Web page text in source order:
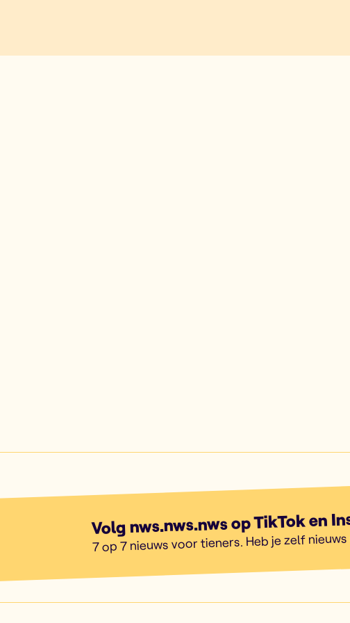
Volg nws.nws.nws op TikTok en
7 op 7 nieuws voor tieners. Heb je zelf